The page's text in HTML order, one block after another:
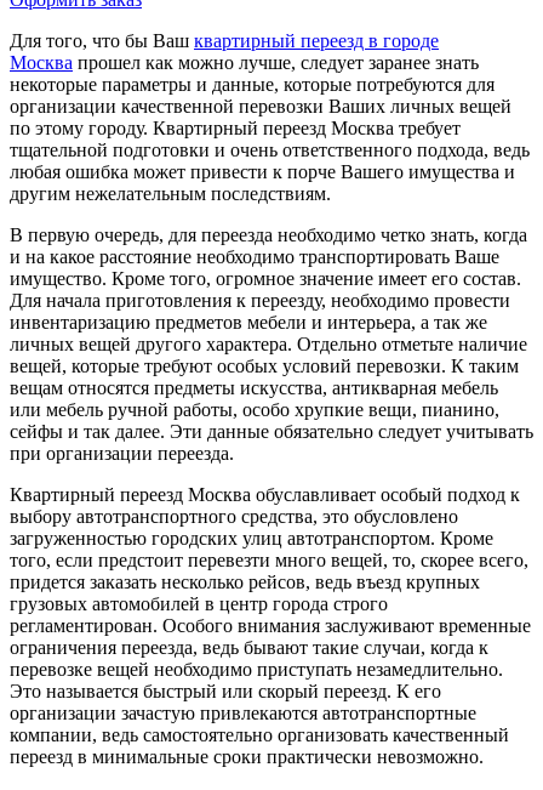
Для того, что бы Ваш квартирный переезд в городе
Москва прошел как можно лучше, следует заранее знать
некоторые параметры и данные, которые потребуются для
организации качественной перевозки Ваших личных вещей
по этому городу. Квартирный переезд Москва требует
тщательной подготовки и очень ответственного подхода, ведь
любая ошибка может привести к порче Вашего имущества и
другим нежелательным последствиям.
В первую очередь, для переезда необходимо четко знать, когда
и на какое расстояние необходимо транспортировать Ваше
имущество. Кроме того, огромное значение имеет его состав.
Для начала приготовления к переезду, необходимо провести
инвентаризацию предметов мебели и интерьера, а так же
личных вещей другого характера. Отдельно отметьте наличие
вещей, которые требуют особых условий перевозки. К таким
вещам относятся предметы искусства, антикварная мебель
или мебель ручной работы, особо хрупкие вещи, пианино,
сейфы и так далее. Эти данные обязательно следует учитывать
при организации переезда.
Квартирный переезд Москва обуславливает особый подход к
выбору автотранспортного средства, это обусловлено
загруженностью городских улиц автотранспортом. Кроме
того, если предстоит перевезти много вещей, то, скорее всего,
придется заказать несколько рейсов, ведь въезд крупных
грузовых автомобилей в центр города строго
регламентирован. Особого внимания заслуживают временные
ограничения переезда, ведь бывают такие случаи, когда к
перевозке вещей необходимо приступать незамедлительно.
Это называется быстрый или скорый переезд. К его
организации зачастую привлекаются автотранспортные
компании, ведь самостоятельно организовать качественный
переезд в минимальные сроки практически невозможно.